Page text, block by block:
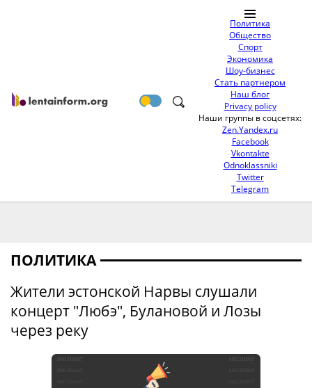
Политика
Общество
Спорт
Экономика
Шоу-бизнес
Стать партнером
Наш блог
Privacy policy
Наши группы в соцсетях:
Zen.Yandex.ru
Facebook
Vkontakte
Odnoklassniki
Twitter
Telegram
ПОЛИТИКА
Жители эстонской Нарвы слушали
концерт "Любэ", Булановой и Лозы
через реку